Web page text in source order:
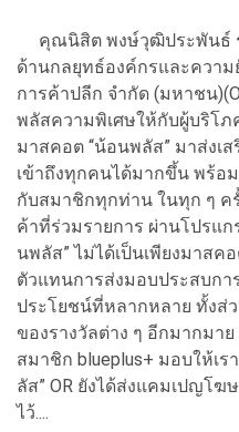
คุณนิสิต พงษ์วุฒิประพันธ์ ร
ด้านกลยุทธ์องค์กรและควา
การค้าปลีก จำกัด (มหาชน
พลัสความพิเศษให้กับผู้บริโภ
มาสคอต “น้อนพลัส” มาส่งเ
เข้าถึงทุกคนได้มากขึ้น พร้อ
กับสมาชิกทุกท่าน ในทุก ๆ ค
ค้าที่ร่วมรายการ ผ่านโปรแ
นพลัส” ไม่ได้เป็นเพียงมาสค
ตัวแทนการส่งมอบประสบก
ประโยชน์ที่หลากหลาย ทั้งส่
ของรางวัลต่าง ๆ อีกมากมา
สมาชิก blueplus+ มอบให้เร
ลัส” OR ยังได้ส่งแคมเปญโ
ไว้....